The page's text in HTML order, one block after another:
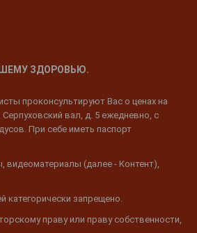
ЗДОРОВЬЮ.
проконсультируют Вас о ценах на
вал, д. 5 ежедневно, с
При себе иметь паспорт
(далее - Контент),
запрещено.
праву или праву собственности,